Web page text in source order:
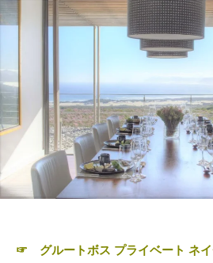
☞ グルートボス プライベート ネ